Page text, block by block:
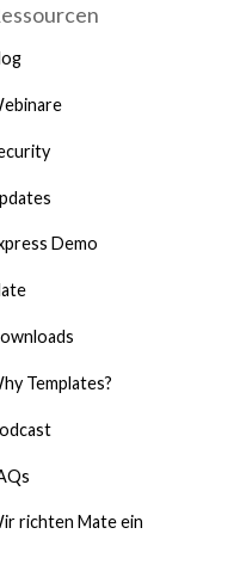
Demo
Templates?
richten Mate ein